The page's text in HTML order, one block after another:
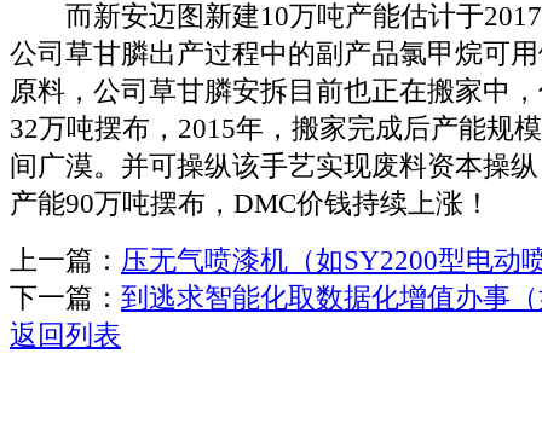
而新安迈图新建10万吨产能估计于2017
公司草甘膦出产过程中的副产品氯甲烷可
原料，公司草甘膦安拆目前也正在搬家中
32万吨摆布，2015年，搬家完成后产能规
间广漠。并可操纵该手艺实现废料资本操
产能90万吨摆布，DMC价钱持续上涨！
上一篇： 压无气喷漆机（如SY2200型电动
下一篇： 到逃求智能化取数据化增值办事
返回列表